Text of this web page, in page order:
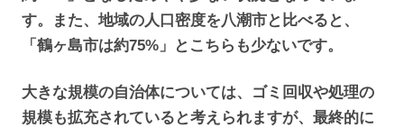
す。また、地域の人口密度を八潮市と比べると、
「鶴ヶ島市は約75%」とこちらも少ないです。
大きな規模の自治体については、ゴミ回収や処理の
規模も拡充されていると考えられますが、最終的に